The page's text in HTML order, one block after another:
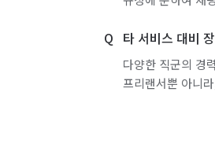
타 서비스 대비
다양한 직군의 경
프리랜서뿐 아니